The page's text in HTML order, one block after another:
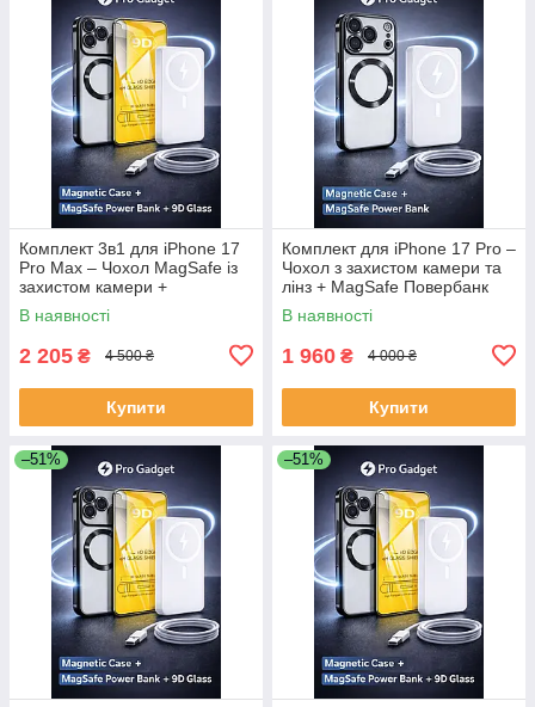
Комплект 3в1 для iPhone 17
Pro Max – Чохол MagSafe із
захистом камери +
Повербанк 50 000 mAh
(швидка зарядка) + Захисне
В наявності
2 205 ₴ 4 500 ₴
Купити
Комплект для iPhone 17 Pro –
Чохол з захистом камери та
лінз + MagSafe Повербанк
30000 mAh (швидка зарядка)
В наявності
1 960 ₴ 4 000 ₴
Купити
–51% –51%